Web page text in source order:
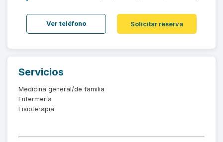
Ver teléfono Solicitar reserva
Servicios
Medicina general/de familia
Enfermería
Fisioterapia